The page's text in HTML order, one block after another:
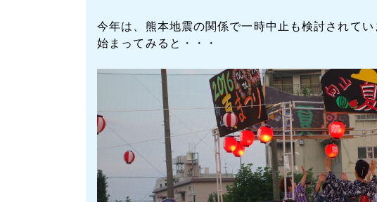
今年は、熊本地震の関係で一時中止も検討されて
始まってみると・・・